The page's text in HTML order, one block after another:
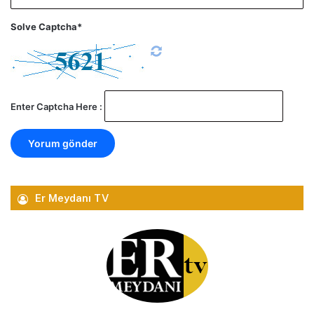
Solve Captcha*
Enter Captcha Here :
Er Meydanı TV